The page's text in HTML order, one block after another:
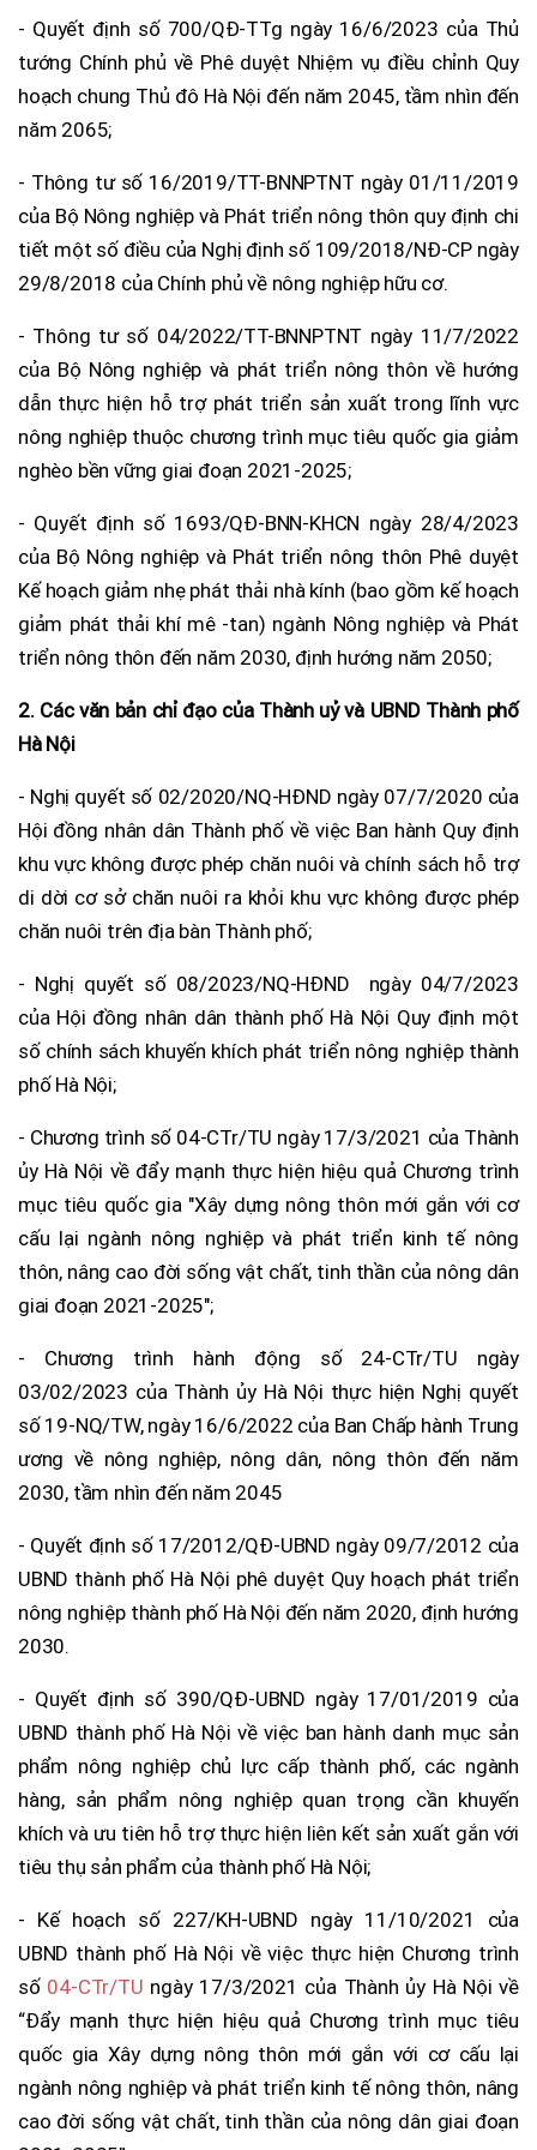
- Quyết định số 700/QĐ-TTg ngày 16/6/2023 của Thủ
tướng Chính phủ về Phê duyệt Nhiệm vụ điều chỉnh Quy
hoạch chung Thủ đô Hà Nội đến năm 2045, tầm nhìn đến
năm 2065;
- Thông tư số 16/2019/TT-BNNPTNT ngày 01/11/2019
của Bộ Nông nghiệp và Phát triển nông thôn quy định chi
tiết một số điều của Nghị định số 109/2018/NĐ-CP ngày
29/8/2018 của Chính phủ về nông nghiệp hữu cơ.
- Thông tư số 04/2022/TT-BNNPTNT ngày 11/7/2022
của Bộ Nông nghiệp và phát triển nông thôn về hướng
dẫn thực hiện hỗ trợ phát triển sản xuất trong lĩnh vực
nông nghiệp thuộc chương trình mục tiêu quốc gia giảm
nghèo bền vững giai đoạn 2021-2025;
- Quyết định số 1693/QĐ-BNN-KHCN ngày 28/4/2023
của Bộ Nông nghiệp và Phát triển nông thôn Phê duyệt
Kế hoạch giảm nhẹ phát thải nhà kính (bao gồm kế hoạch
giảm phát thải khí mê -tan) ngành Nông nghiệp và Phát
triển nông thôn đến năm 2030, định hướng năm 2050;
2. Các văn bản chỉ đạo của Thành uỷ và UBND Thành phố
Hà Nội
- Nghị quyết số 02/2020/NQ-HĐND ngày 07/7/2020 của
Hội đồng nhân dân Thành phố về việc Ban hành Quy định
khu vực không được phép chăn nuôi và chính sách hỗ trợ
di dời cơ sở chăn nuôi ra khỏi khu vực không được phép
chăn nuôi trên địa bàn Thành phố;
- Nghị quyết số 08/2023/NQ-HĐND ngày 04/7/2023
của Hội đồng nhân dân thành phố Hà Nội Quy định một
số chính sách khuyến khích phát triển nông nghiệp thành
phố Hà Nội;
- Chương trình số 04-CTr/TU ngày 17/3/2021 của Thành
ủy Hà Nội về đẩy mạnh thực hiện hiệu quả Chương trình
mục tiêu quốc gia "Xây dựng nông thôn mới gắn với cơ
cấu lại ngành nông nghiệp và phát triển kinh tế nông
thôn, nâng cao đời sống vật chất, tinh thần của nông dân
giai đoạn 2021-2025";
- Chương trình hành động số 24-CTr/TU ngày
03/02/2023 của Thành ủy Hà Nội thực hiện Nghị quyết
số 19-NQ/TW, ngày 16/6/2022 của Ban Chấp hành Trung
ương về nông nghiệp, nông dân, nông thôn đến năm
2030, tầm nhìn đến năm 2045
- Quyết định số 17/2012/QĐ-UBND ngày 09/7/2012 của
UBND thành phố Hà Nội phê duyệt Quy hoạch phát triển
nông nghiệp thành phố Hà Nội đến năm 2020, định hướng
2030.
- Quyết định số 390/QĐ-UBND ngày 17/01/2019 của
UBND thành phố Hà Nội về việc ban hành danh mục sản
phẩm nông nghiệp chủ lực cấp thành phố, các ngành
hàng, sản phẩm nông nghiệp quan trọng cần khuyến
khích và ưu tiên hỗ trợ thực hiện liên kết sản xuất gắn với
tiêu thụ sản phẩm của thành phố Hà Nội;
- Kế hoạch số 227/KH-UBND ngày 11/10/2021 của
UBND thành phố Hà Nội về việc thực hiện Chương trình
số04-CTr/TU ngày 17/3/2021 của Thành ủy Hà Nội về
“Đẩy mạnh thực hiện hiệu quả Chương trình mục tiêu
quốc gia Xây dựng nông thôn mới gắn với cơ cấu lại
ngành nông nghiệp và phát triển kinh tế nông thôn, nâng
cao đời sống vật chất, tinh thần của nông dân giai đoạn